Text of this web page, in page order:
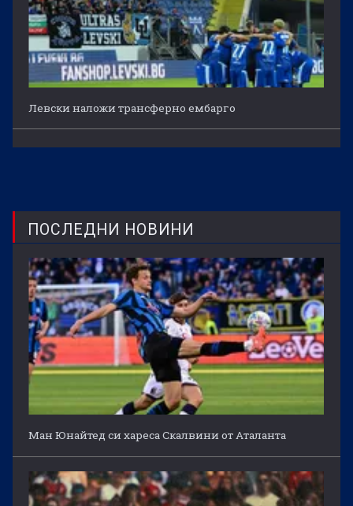
Левски наложи трансферно ембарго
ПОСЛЕДНИ НОВИНИ
Ман Юнайтед си хареса Скалвини от Аталанта